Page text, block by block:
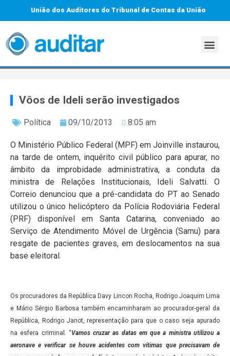
União dos Auditores do Tribunal de Contas da União
Vôos de Ideli serão investigados
Política 09/10/2013 8:05 am
O Ministério Público Federal (MPF) em Joinville instaurou,
na tarde de ontem, inquérito civil público para apurar, no
âmbito da improbidade administrativa, a conduta da
ministra de Relações Institucionais, Ideli Salvatti. O
Correio denunciou que a pré-candidata do PT ao Senado
utilizou o único helicóptero da Polícia Rodoviária Federal
(PRF) disponível em Santa Catarina, conveniado ao
Serviço de Atendimento Móvel de Urgência (Samu) para
resgate de pacientes graves, em deslocamentos na sua
base eleitoral.
Os procuradores da República Davy Lincon Rocha, Rodrigo Joaquim Lima
e Mário Sérgio Barbosa também encaminharam ao procurador-geral da
República, Rodrigo Janot, representação para que o caso seja apurado
na esfera criminal. “Vamos cruzar as datas em que a ministra utilizou a
aeronave e verificar se houve acidentes com vítimas que precisavam de